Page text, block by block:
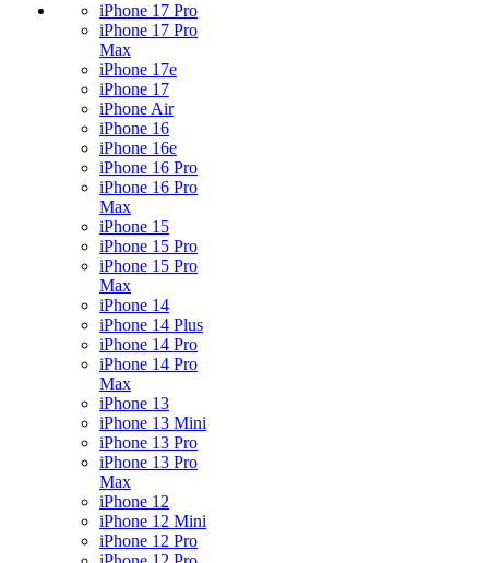
iPhone 17 Pro
iPhone 17 Pro
Max
iPhone 17e
iPhone 17
iPhone Air
iPhone 16
iPhone 16e
iPhone 16 Pro
iPhone 16 Pro
Max
iPhone 15
iPhone 15 Pro
iPhone 15 Pro
Max
iPhone 14
iPhone 14 Plus
iPhone 14 Pro
iPhone 14 Pro
Max
iPhone 13
iPhone 13 Mini
iPhone 13 Pro
iPhone 13 Pro
Max
iPhone 12
iPhone 12 Mini
iPhone 12 Pro